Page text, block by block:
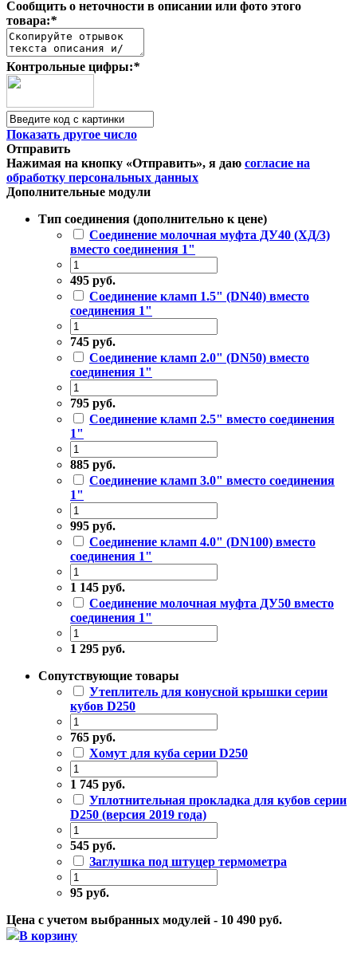
Сообщить о неточности в описании или фото этого
товара:*
Контрольные цифры:*
Показать другое число
Отправить
Нажимая на кнопку «Отправить», я даю согласие на
обработку персональных данных
Дополнительные модули
Тип соединения (дополнительно к цене)
Соединение молочная муфта ДУ40 (ХД/3)
вместо соединения 1"
495 руб.
Соединение кламп 1.5" (DN40) вместо
соединения 1"
745 руб.
Соединение кламп 2.0" (DN50) вместо
соединения 1"
795 руб.
Соединение кламп 2.5" вместо соединения
1"
885 руб.
Соединение кламп 3.0" вместо соединения
1"
995 руб.
Соединение кламп 4.0" (DN100) вместо
соединения 1"
1 145 руб.
Соединение молочная муфта ДУ50 вместо
соединения 1"
1 295 руб.
Сопутствующие товары
Утеплитель для конусной крышки серии
кубов D250
765 руб.
Хомут для куба серии D250
1 745 руб.
Уплотнительная прокладка для кубов серии
D250 (версия 2019 года)
545 руб.
Заглушка под штуцер термометра
95 руб.
Цена с учетом выбранных модулей - 10 490 руб.
В корзину